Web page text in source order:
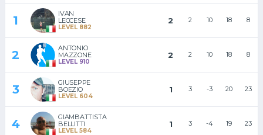
1
IVAN
LECCESE
LEVEL 882
2 2 10 18 8
2
ANTONIO
MAZZONE
LEVEL 910
2 2 10 18 8
3
GIUSEPPE
BOEZIO
LEVEL 604
1 3 -3 20 23
4
GIAMBATTISTA
BELLITTI
LEVEL 584
1 3 -4 19 23